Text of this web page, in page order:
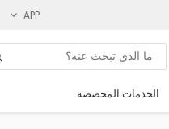
APP
الخدمات المخصصة